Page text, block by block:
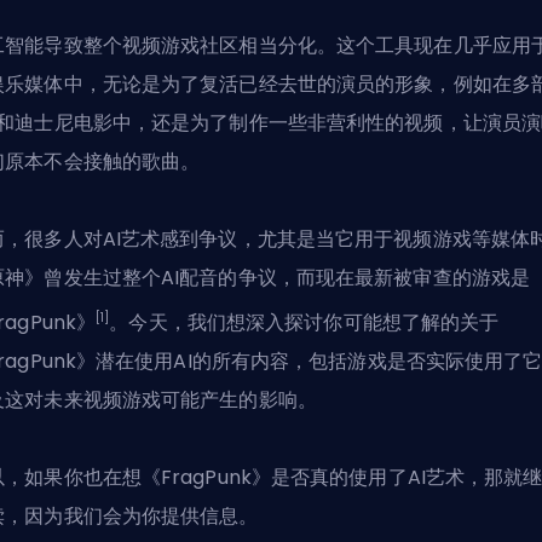
能导致整个视频游戏社区相当分化。这个工具现在几乎应用
媒体中，无论是为了复活已经去世的演员的形象，例如在多
迪士尼电影中，还是为了制作一些非营利性的视频，让演员
本不会接触的歌曲。
很多人对AI艺术感到争议，尤其是当它用于视频游戏等媒体时
》曾发生过整个AI配音的争议，而现在最新被审查的游戏是
》
[1] 。今天，我们想深入探讨你可能想了解的关于
》潜在使用AI的所有内容，包括游戏是否实际使用了它
对未来视频游戏可能产生的影响。
，如果你也在想《FragPunk》是否真的使用了AI艺术，那就
因为我们会为你提供信息。